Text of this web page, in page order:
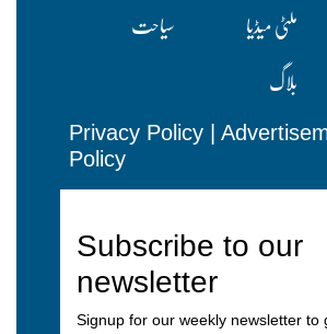
ملٹی میڈیا
سیاحت
بلاگ
Privacy Policy
Policy
Subscribe to our
newsletter
Signup for our weekly newsletter to